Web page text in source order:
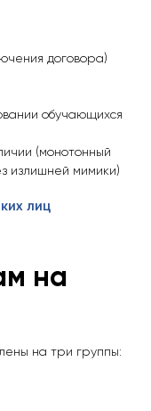
договора)
обучающихся
(монотонный
излишней мимики)
лиц
на
на три группы: